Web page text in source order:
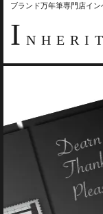
ブランド万年筆専門店イ
I NHERIT